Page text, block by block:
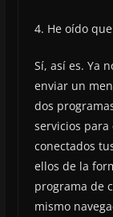
4. He oído
Sí, así es. Ya
enviar un
dos
servicios
conectados
ellos de la
programa de
mismo